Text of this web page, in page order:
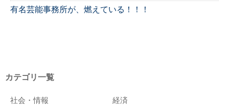
有名芸能事務所が、燃えている！！！
カテゴリ一覧
社会・情報 経済